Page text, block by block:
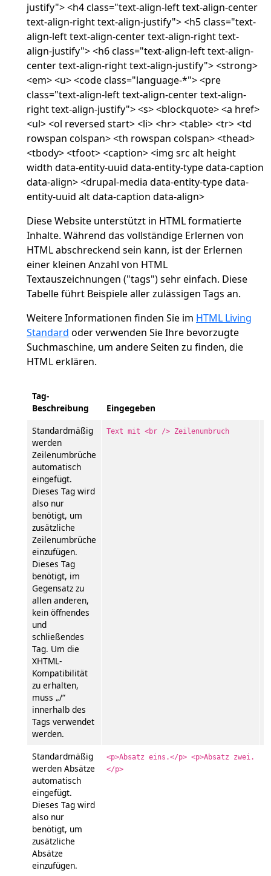
justify"> <h4 class="text-align-left text-align-center
text-align-right text-align-justify"> <h5 class="text-
align-left text-align-center text-align-right text-
align-justify"> <h6 class="text-align-left text-align-
center text-align-right text-align-justify"> <strong>
<em> <u> <code class="language-*"> <pre
class="text-align-left text-align-center text-align-
right text-align-justify"> <s> <blockquote> <a href>
<ul> <ol reversed start> <li> <hr> <table> <tr> <td
rowspan colspan> <th rowspan colspan> <thead>
<tbody> <tfoot> <caption> <img src alt height
width data-entity-uuid data-entity-type data-caption
data-align> <drupal-media data-entity-type data-
entity-uuid alt data-caption data-align>
Diese Website unterstützt in HTML formatierte
Inhalte. Während das vollständige Erlernen von
HTML abschreckend sein kann, ist der Erlernen
einer kleinen Anzahl von HTML
Textauszeichnungen ("tags") sehr einfach. Diese
Tabelle führt Beispiele aller zulässigen Tags an.
Weitere Informationen finden Sie im HTML Living
Standard oder verwenden Sie Ihre bevorzugte
Suchmaschine, um andere Seiten zu finden, die
HTML erklären.
Tag-
Beschreibung
Eingegeben
Standardmäßig
werden
Zeilenumbrüche
automatisch
eingefügt.
Dieses Tag wird
also nur
benötigt, um
zusätzliche
Zeilenumbrüche
einzufügen.
Dieses Tag
benötigt, im
Gegensatz zu
allen anderen,
kein öffnendes
und
schließendes
Tag. Um die
XHTML-
Kompatibilität
zu erhalten,
muss „/“
innerhalb des
Tags verwendet
werden.
Text mit <br /> Zeilenumbruch
Standardmäßig
werden Absätze
automatisch
eingefügt.
Dieses Tag wird
also nur
benötigt, um
zusätzliche
Absätze
einzufügen.
<p>Absatz eins.</p> <p>Absatz zwei.
</p>